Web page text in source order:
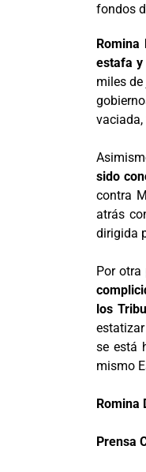
fondos
estafa y
miles
vaciada,
sido
contra
atrás
dirigida
Por otra
los
se está
mismo
Romina
Prensa